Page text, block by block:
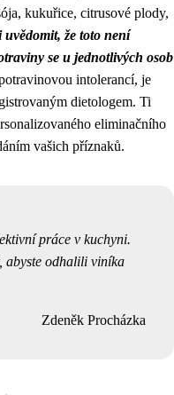
kukuřice, citrusové plody,
uvědomit, že toto není
se u jednotlivých osob
intolerancí, je
dietologem. Ti
eliminačního
vašich příznaků.
práce v kuchyni.
abyste odhalili viníka
Zdeněk Procházka